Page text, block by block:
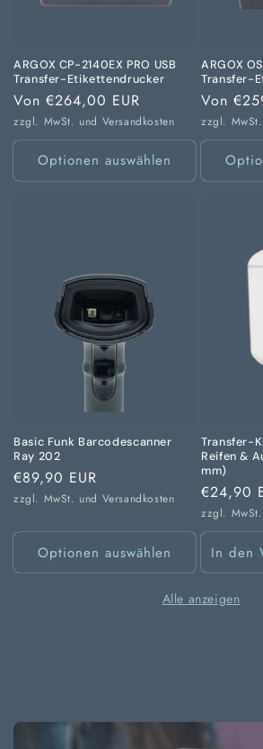
ARGOX CP-2140EX PRO USB
Transfer-Etikettendrucker
Normaler
Preis
Von €264,00 EUR
zzgl. MwSt. und Versandkosten
Optionen auswählen
ARGOX
Transfer-
Preis
Von
zzgl.
Basic Funk Barcodescanner
Ray 202
Normaler
Preis
€89,90 EUR
zzgl. MwSt. und Versandkosten
Optionen auswählen
Transfer-
Reifen &
mm)
Preis
€24,90
zzgl.
In den
Alle anzeigen